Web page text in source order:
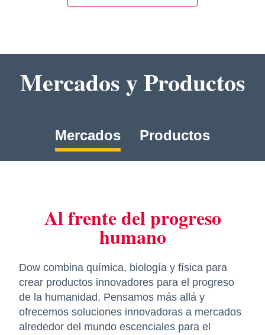
Mercados y Productos
Mercados Productos
Al frente del progreso
humano
Dow combina química, biología y física para
crear productos innovadores para el progreso
de la humanidad. Pensamos más allá y
ofrecemos soluciones innovadoras a mercados
alrededor del mundo escenciales para el